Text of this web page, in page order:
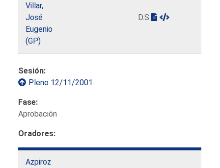
Villar,
José
Eugenio
(GP)
D.S
Sesión:
Pleno 12/11/2001
Fase:
Aprobación
Oradores:
Azpiroz